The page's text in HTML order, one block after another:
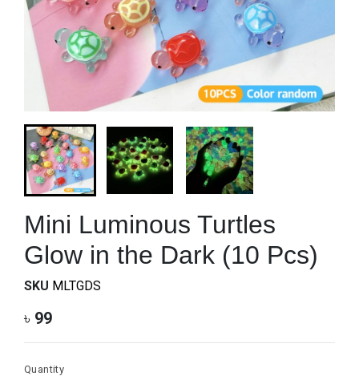
Mini Luminous Turtles
Glow in the Dark (10 Pcs)
SKU MLTGDS
৳ 99
Quantity